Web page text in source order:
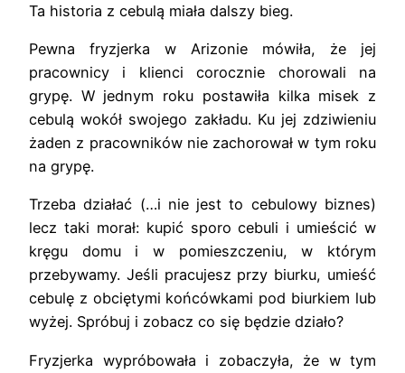
Ta historia z cebulą miała dalszy bieg.
Pewna fryzjerka w Arizonie mówiła, że jej
pracownicy i klienci corocznie chorowali na
grypę. W jednym roku postawiła kilka misek z
cebulą wokół swojego zakładu. Ku jej zdziwieniu
żaden z pracowników nie zachorował w tym roku
na grypę.
Trzeba działać (…i nie jest to cebulowy biznes)
lecz taki morał: kupić sporo cebuli i umieścić w
kręgu domu i w pomieszczeniu, w którym
przebywamy. Jeśli pracujesz przy biurku, umieść
cebulę z obciętymi końcówkami pod biurkiem lub
wyżej. Spróbuj i zobacz co się będzie działo?
Fryzjerka wypróbowała i zobaczyła, że w tym